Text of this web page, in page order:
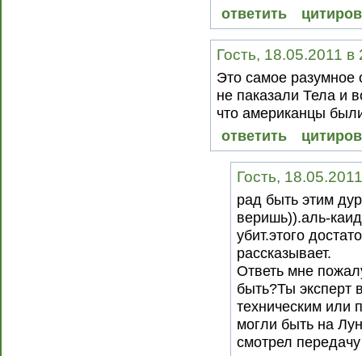
ответить
Гость, 18.05.2011
Это самое разумное
не паказали Тела и
что американцы
ответить
Гость,
рад быть этим
веришь)).аль-
убит.этого
рассказывает.
Ответь мне
быть?Ты эксперт
техническим или
могли быть на
смотрел